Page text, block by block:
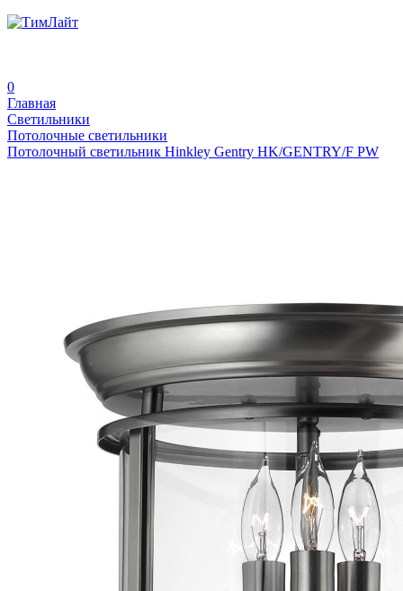
0
Главная
Светильники
Потолочные светильники
Потолочный светильник Hinkley Gentry HK/GENTRY/F PW